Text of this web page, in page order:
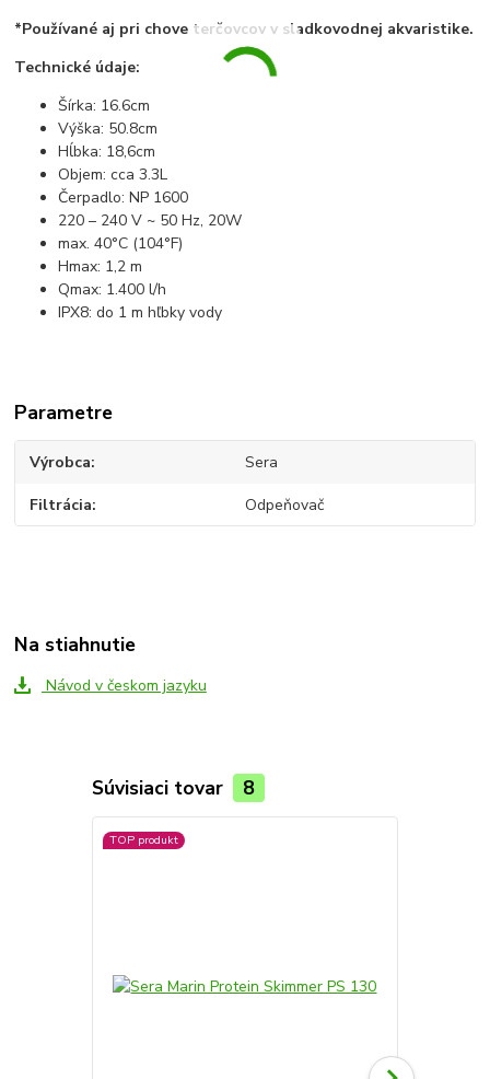
*Používané aj pri chove terčovcov v sladkovodnej akvaristike.
Technické údaje:
Šírka: 16.6cm
Výška: 50.8cm
Hĺbka: 18,6cm
Objem: cca 3.3L
Čerpadlo: NP 1600
220 – 240 V ~ 50 Hz, 20W
max. 40°C (104°F)
Hmax: 1,2 m
Qmax: 1.400 l/h
IPX8: do 1 m hľbky vody
Parametre
Výrobca Sera
Filtrácia Odpeňovač
Na stiahnutie
Návod v českom jazyku
Súvisiaci tovar 8
TOP produkt